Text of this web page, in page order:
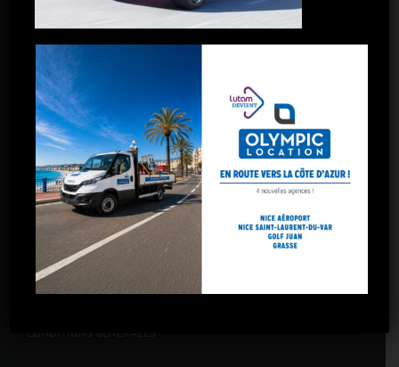
Toulon
Toulon La Garde
Marseille – 5 avenues
Marseille – Gare St-Charles
Marseille – Arnavaux
Marseille – Plombières
Marseille – La Valentine
CONDITIONS GÉNÉRALES